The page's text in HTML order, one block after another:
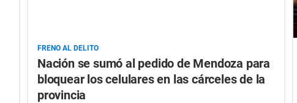
FRENO AL DELITO
Nación se sumó al pedido de Mendoza para
bloquear los celulares en las cárceles de la
provincia